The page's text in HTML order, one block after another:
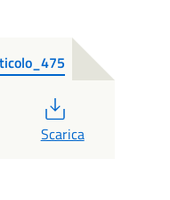
PDF
Scarica